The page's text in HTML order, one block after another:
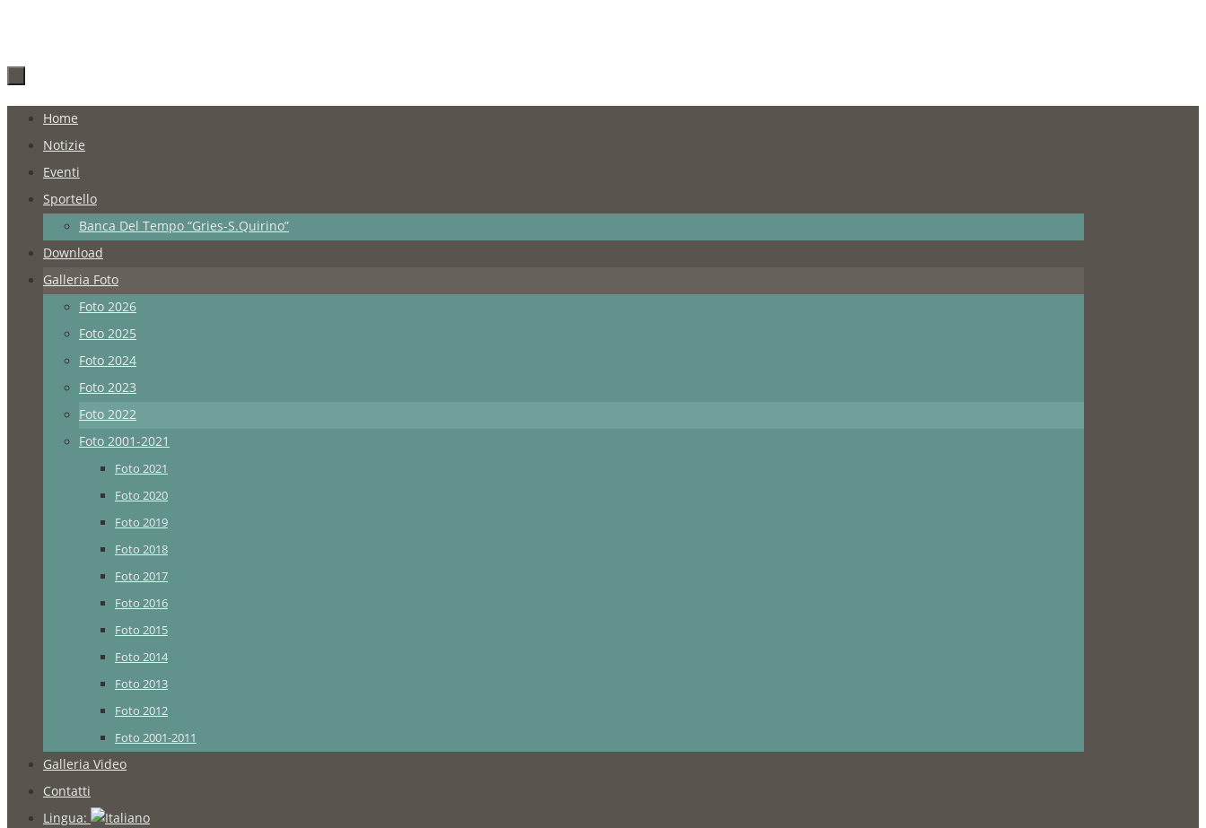
Salta
contenuto
Home
Notizie
Eventi
Sportello
Banca Del Tempo “Gries-S.Quirino”
Download
Galleria Foto
Foto 2026
Foto 2025
Foto 2024
Foto 2023
Foto 2022
Foto 2001-2021
Foto 2021
Foto 2020
Foto 2019
Foto 2018
Foto 2017
Foto 2016
Foto 2015
Foto 2014
Foto 2013
Foto 2012
Foto 2001-2011
Galleria Video
Contatti
Lingua: